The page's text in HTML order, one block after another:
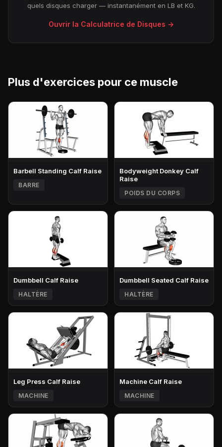
quels disques charger — instantanément en LB et KG.
Ouvrir la Calculatrice de Disques →
Plus d'exercices pour ce muscle
Barbell Standing Calf Raise
BARRE
Bodyweight Donkey Calf
Raise
POIDS DU CORPS
Dumbbell Calf Raise
HALTÈRE
Dumbbell Seated Calf Raise
HALTÈRE
Leg Press Calf Raise
MACHINE
Machine Calf Raise
MACHINE